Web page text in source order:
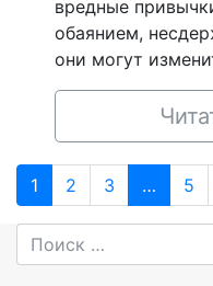
вредные
обаянием,
они могут
Навигация
по
записям
Page
1 Page
2 Page
3 … Page
5